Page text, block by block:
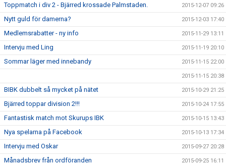
Toppmatch i div 2 - Bjärred krossade Palmstaden. 2015-12-07 09:26
Nytt guld för damerna? 2015-12-03 17:40
Medlemsrabatter - ny info 2015-11-29 13:11
Intervju med Ling 2015-11-19 20:10
Sommar läger med innebandy 2015-11-15 22:00
2015-11-15 20:38
BIBK dubbelt så mycket på nätet 2015-10-29 21:25
Bjärred toppar division 2!!! 2015-10-24 17:55
Fantastisk match mot Skurups IBK 2015-10-15 13:43
Nya spelarna på Facebook 2015-10-13 17:34
Intervju med Oskar 2015-09-27 20:28
Månadsbrev från ordföranden 2015-09-25 16:11